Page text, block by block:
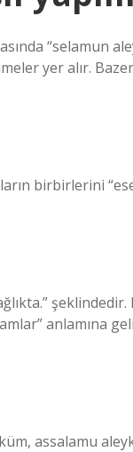
“selamun
yer alır.
birbirlerini
anlamına
assalamu